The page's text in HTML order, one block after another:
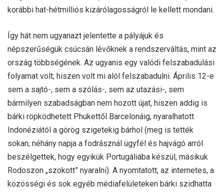
korábbi hat-hétmilliós kizárólagosságról le kellett mondani.
Így hát nem ugyanazt jelentette a pályájuk és
népszerűségük csúcsán lévőknek a rendszerváltás, mint az
ország többségének. Az ugyanis egy valódi felszabadulási
folyamat volt; hiszen volt mi alól felszabadulni. Április 12-e
sem a sajtó-, sem a szólás-, sem az utazási-, sem
bármilyen szabadságban nem hozott újat, hiszen addig is
bárki röpködhetett Phukettől Barcelonáig, nyaralhatott
Indonéziától a görög szigetekig bárhol (meg is tették
sokan; néhány napja a fodrásznál ügyfél és hajvágó arról
beszélgettek, hogy egyikük Portugáliába készül, másikuk
Rodoszon „szokott” nyaralni). A nyomtatott, az internetes, a
közösségi és sok egyéb médiafelületeken bárki szidhatta